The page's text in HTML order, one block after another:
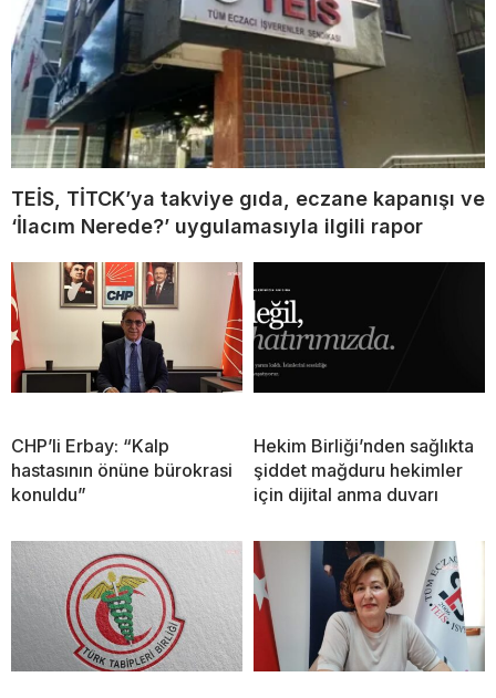
TEİS, TİTCK’ya takviye gıda, eczane kapanışı ve
‘İlacım Nerede?’ uygulamasıyla ilgili rapor
CHP’li Erbay: “Kalp
hastasının önüne bürokrasi
konuldu”
Hekim Birliği’nden sağlıkta
şiddet mağduru hekimler
için dijital anma duvarı